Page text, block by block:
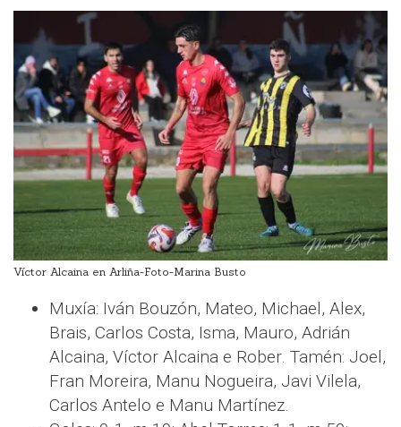
Víctor Alcaina en Arliña-Foto-Marina Busto
Muxía: Iván Bouzón, Mateo, Michael, Alex,
Brais, Carlos Costa, Isma, Mauro, Adrián
Alcaina, Víctor Alcaina e Rober. Tamén: Joel,
Fran Moreira, Manu Nogueira, Javi Vilela,
Carlos Antelo e Manu Martínez.